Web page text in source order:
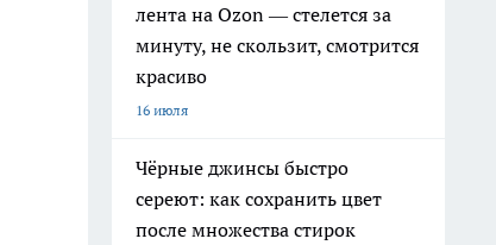
лента на Ozon — стелется за
минуту, не скользит, смотрится
красиво
16 июля
Чёрные джинсы быстро
сереют: как сохранить цвет
после множества стирок